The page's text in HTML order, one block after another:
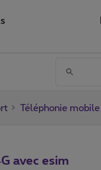
Téléphonie mobile
avec esim